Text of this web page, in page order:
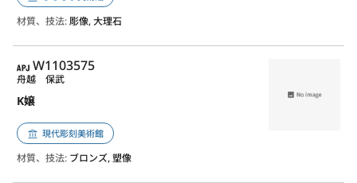
材質、技法:彫像, 大理石
APJ
W1103575
K嬢
舟越 保武
現代彫刻美術館
材質、技法: ブロンズ, 塑像